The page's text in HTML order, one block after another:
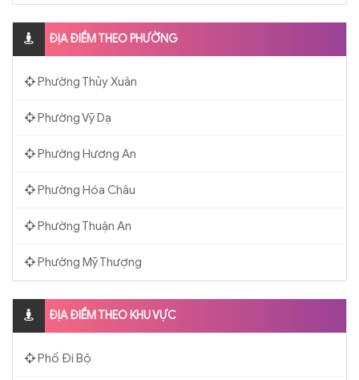
ĐỊA ĐIỂM THEO PHƯỜNG
Phường Thủy Xuân
Phường Vỹ Dạ
Phường Hương An
Phường Hóa Châu
Phường Thuận An
Phường Mỹ Thượng
ĐỊA ĐIỂM THEO KHU VỰC
Phố Đi Bộ